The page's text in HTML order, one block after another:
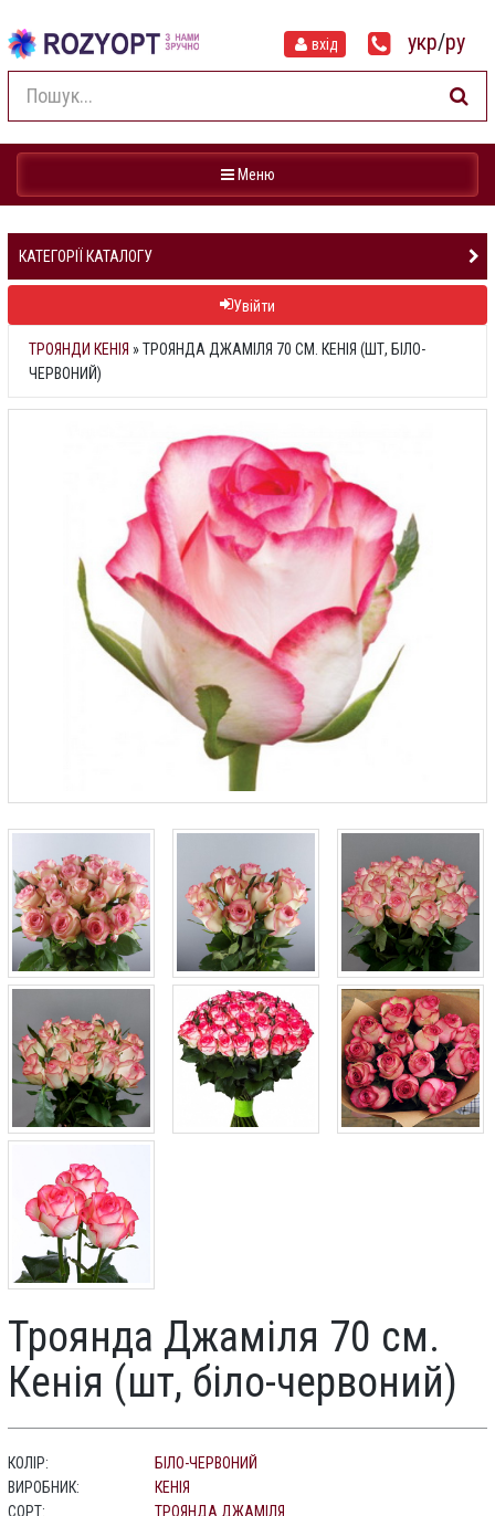
вхід укр/ру
Навігація
Меню
КАТЕГОРІЇ КАТАЛОГУ
Увійти
ТРОЯНДИ КЕНІЯ »ТРОЯНДА ДЖАМІЛЯ 70 СМ. КЕНІЯ (ШТ, БІЛО-
ЧЕРВОНИЙ)
Троянда Джаміля 70 см.
Кенія (шт, біло-червоний)
КОЛІР:
БІЛО-ЧЕРВОНИЙ
ВИРОБНИК:
КЕНІЯ
СОРТ:
ТРОЯНДА ДЖАМІЛЯ